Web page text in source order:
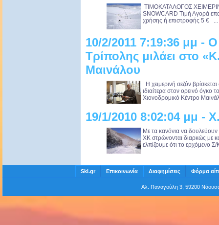
ΤΙΜΟΚΑΤΑΛΟΓΟΣ
SNOWCARD Τιμή Αγορά
χρήσης ή επιστροφής 5 € ...
10/2/2011 7:19:36 μμ -
Τρίπολης μιλάει στο
Μαινάλου
Η χειμερινή σεζόν
ιδιαίτερα στον ορεινό όγκο
Χιονοδρομικό Κέντρο
19/1/2010 8:02:04 μμ -
Με τα κανόνια να δουλεύουν
ΧΚ στρώνονται διαρκώς με
ελπίζουμε ότι το ερχόμενο
Ski.gr Επικοινωνία Διαφημίσεις Φόρμα
Αλ. Παναγούλη 3, 59200